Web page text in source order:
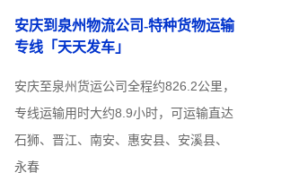
安庆到泉州物流公司-特种货物运输
专线「天天发车」
安庆至泉州货运公司全程约826.2公里，
专线运输用时大约8.9小时，可运输直达
石狮、晋江、南安、惠安县、安溪县、
永春